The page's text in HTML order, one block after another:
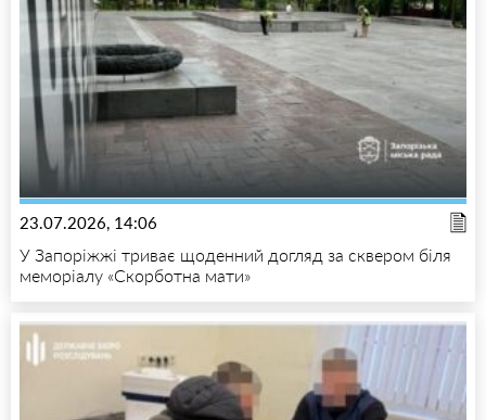
23.07.2026, 14:06
У Запоріжжі триває щоденний догляд за сквером біля
меморіалу «Скорботна мати»